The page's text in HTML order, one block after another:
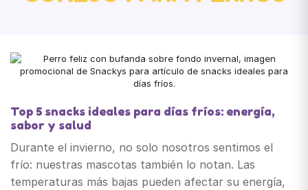
Top 5 snacks ideales para días fríos: energía,
sabor y salud
Durante el invierno, no solo nosotros sentimos el
frío: nuestras mascotas también lo notan. Las
temperaturas más bajas pueden afectar su energía,